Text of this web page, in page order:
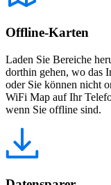
Offline-Karten
Laden Sie Bereiche
dorthin gehen, wo das
oder Sie können nicht
WiFi Map auf Ihr
wenn Sie offline sind.